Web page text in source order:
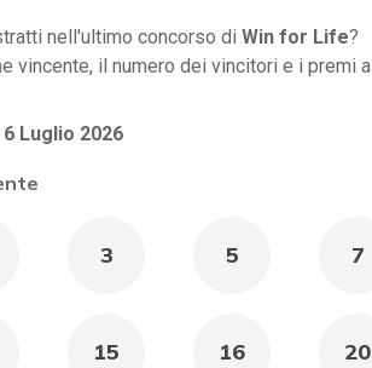
nell'ultimo concorso di Win for Life?
vincente, il numero dei vincitori e i premi
6 Luglio 2026
3 5 7
15 16 20